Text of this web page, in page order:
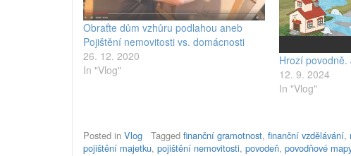
Obraťte dům vzhůru podlahou aneb
Pojištění nemovitosti vs. domácnosti
26. 12. 2020
In "Vlog"
Hrozí
12. 9. 2024
In "Vlog"
Posted in Vlog Tagged finanční gramotnost, finanční vzdělávání,
pojištění majetku, pojištění nemovitosti, povodeň, povodňové mapy